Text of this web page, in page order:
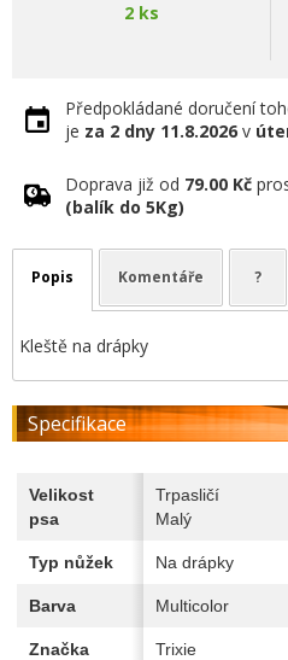
2 ks
Předpokládané doručení
je za 2 dny 11.8.2026 v
Doprava již od 79.00 Kč
(balík do 5Kg)
Popis Komentáře ?
Kleště na drápky
Specifikace
Velikost
psa
Trpasličí
Malý
Typ nůžek Na drápky
Barva Multicolor
Značka Trixie